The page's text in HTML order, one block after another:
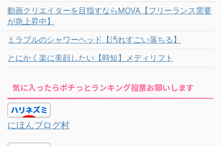
動画クリエイターを目指すならMOVA【フリーランス需要
が急上昇中】
ミラブルのシャワーヘッド【汚れすごい落ちる】
とにかく楽に美顔したい【時短】メディリフト
気に入ったらポチっとランキング投票お願いします
にほんブログ村